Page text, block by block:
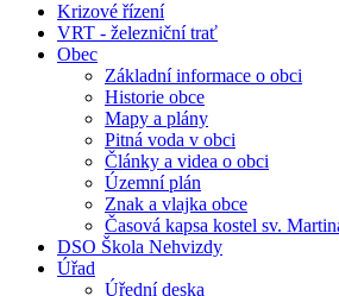
Krizové řízení
VRT - železniční trať
Obec
Základní informace o obci
Historie obce
Mapy a plány
Pitná voda v obci
Články a videa o obci
Územní plán
Znak a vlajka obce
Časová kapsa kostel sv.
DSO Škola Nehvizdy
Úřad
Úřední deska